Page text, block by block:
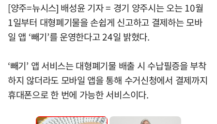
[양주=뉴시스] 배성윤 기자 = 경기 양주시는 오는 10월
1일부터 대형폐기물을 손쉽게 신고하고 결제하는 모바
일 앱 ‘빼기’를 운영한다고 24일 밝혔다.
‘빼기’ 앱 서비스는 대형폐기물 배출 시 수납필증을 부착
하지 않더라도 모바일 앱을 통해 수거신청에서 결제까지
휴대폰으로 한 번에 가능한 서비스이다.